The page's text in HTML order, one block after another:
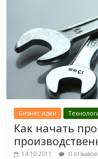
Бизнес идеи
Как начать
14.10.2011 0 отзывов